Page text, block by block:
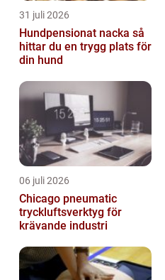
31 juli 2026
Hundpensionat nacka så
hittar du en trygg plats för
din hund
06 juli 2026
Chicago pneumatic
tryckluftsverktyg för
krävande industri